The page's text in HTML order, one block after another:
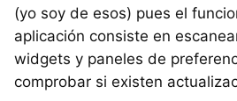
(yo soy de esos) pues el
aplicación consiste en
widgets y paneles de
comprobar si existen